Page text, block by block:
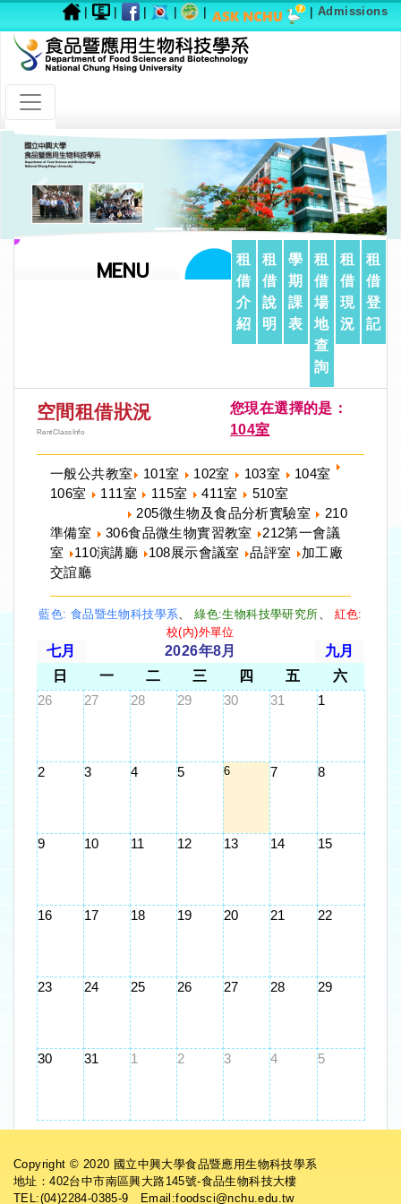
| | | | | | Admissions
Previous Next
MENU
租
借
介
紹
租
借
說
明
學
期
課
表
租
借
場
地
查
詢
租
借
現
況
租
借
登
記
空間租借狀況
RentClassInfo
您現在選擇的是：
104室
一般公共教室 101室 102室 103室
104室
106室
111室 115室 411室
510室
205微生物及食品分析實驗室
210
準備室
306食品微生物實習教室
212第一會議
室
110演講廳 108展示會議室 品評室
加工廠
交誼廳
藍色: 食品暨生物科技學系、綠色:生物科技學研究所、 紅色:
校(內)外單位
七月 2026年8月
九月
日
一 二 三 四 五 六
26 27 28 29 30 31 1
2 3 4 5 6 7 8
9 10 11 12 13 14 15
16 17 18 19 20 21 22
23 24 25 26 27 28 29
30 31 1 2 3 4 5
Copyright © 2020 國立中興大學食品暨應用生物科技學系
地址：402台中市南區興大路145號-食品生物科技大樓
TEL:(04)2284-0385-9 Email:foodsci@nchu.edu.tw